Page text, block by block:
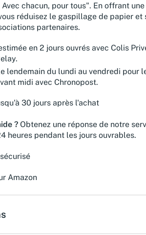
chacun, pour tous". En offrant
réduisez le gaspillage de papier et
partenaires.
en 2 jours ouvrés avec Colis
lendemain du lundi au vendredi pour
midi avec Chronopost.
30 jours après l'achat
? Obtenez une réponse de notre
heures pendant les jours ouvrables.
Amazon